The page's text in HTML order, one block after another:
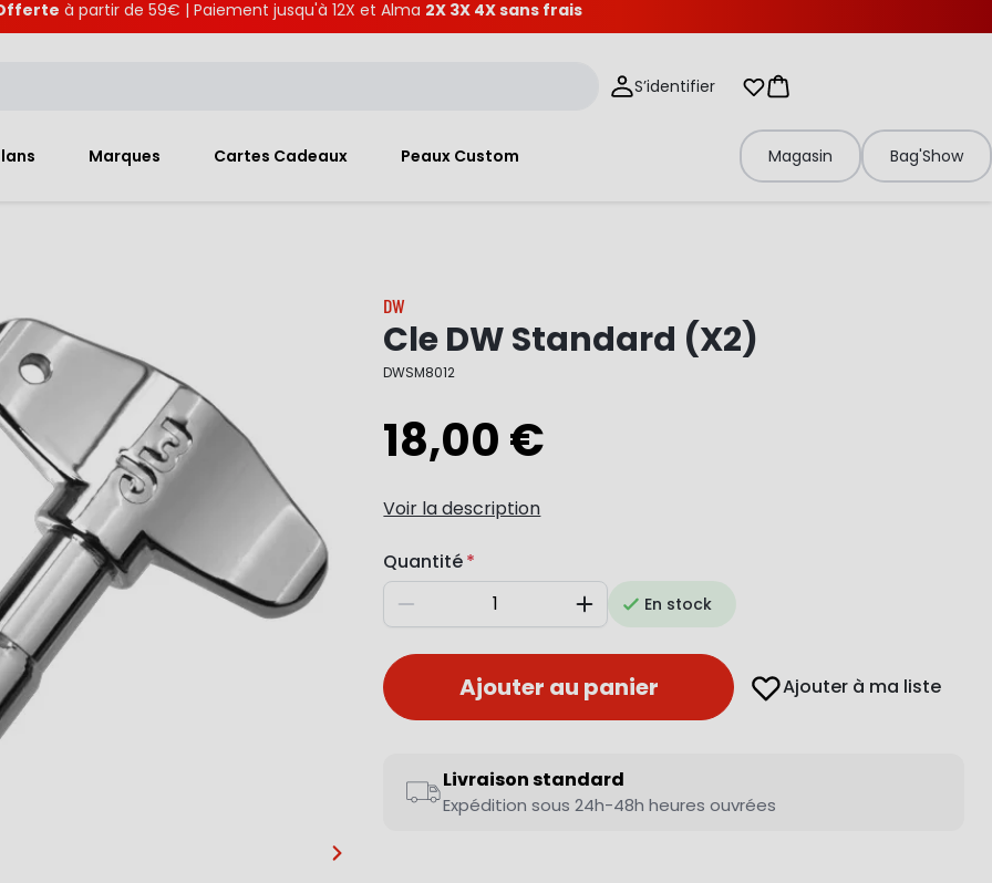
à partir de 59€ | Paiement jusqu'à 12X et Alma 2X 3X 4X sans frais
S’identifier Mes listes d'envies
Panier
Marques Cartes Cadeaux Peaux Custom Magasin Bag'Show
…
DW
Cle DW Standard (X2)
DWSM8012
18,00 €
Voir la description
Quantité
Diminuer AugmenterEn stock
Ajouter au panier Ajouter à ma liste
Livraison standard
Expédition sous 24h-48h heures ouvrées